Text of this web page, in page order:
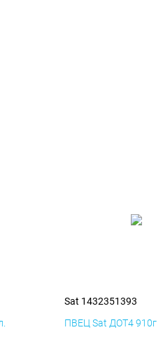
Sat 1432351393
ПВЕЦ Sat ДОТ4 910г